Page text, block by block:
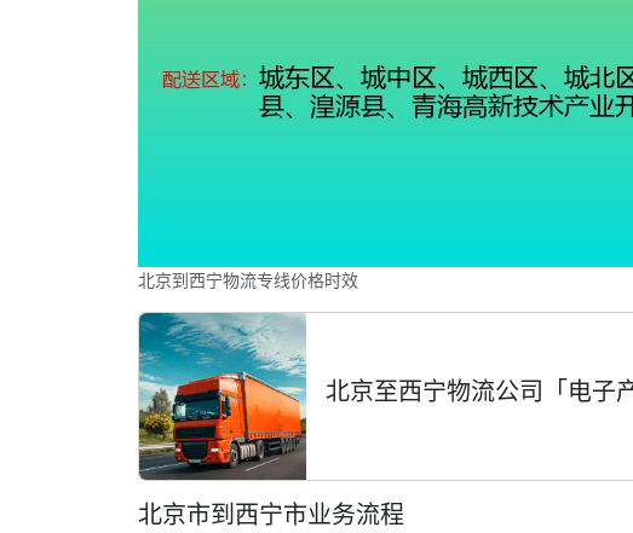
北京到西宁物流专线价格时效
北京至西宁物流公司「电子
北京市到西宁市业务流程